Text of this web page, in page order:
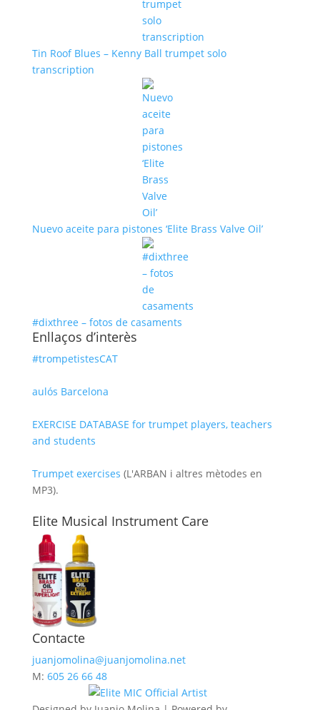
Tin Roof Blues – Kenny Ball trumpet solo
transcription
Nuevo aceite para pistones ‘Elite Brass Valve Oil’
#dixthree – fotos de casaments
Enllaços d’interès
#trompetistesCAT
aulós Barcelona
EXERCISE DATABASE for trumpet players, teachers
and students
Trumpet exercises (L'ARBAN i altres mètodes en
MP3).
Elite Musical Instrument Care
Contacte
juanjomolina@juanjomolina.net
M: 605 26 66 48